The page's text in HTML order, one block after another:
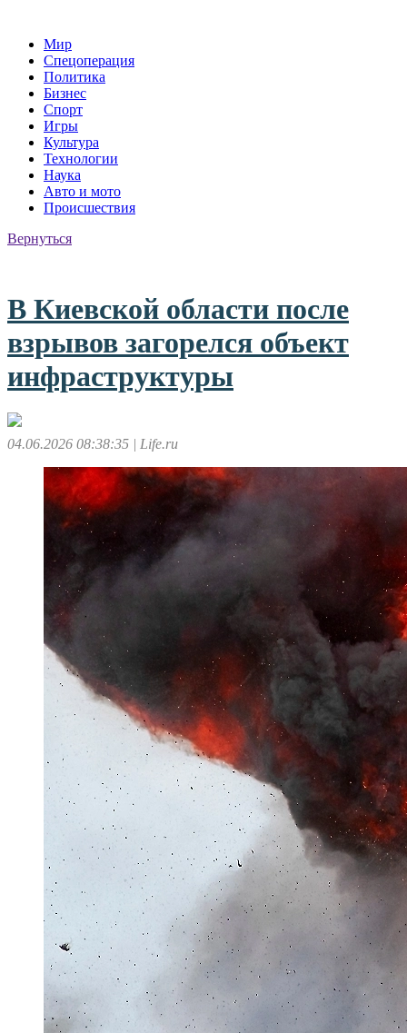
Мир
Спецоперация
Политика
Бизнес
Спорт
Игры
Культура
Технологии
Наука
Авто и мото
Происшествия
Вернуться
В Киевской области после
взрывов загорелся объект
инфраструктуры
04.06.2026 08:38:35 | Life.ru